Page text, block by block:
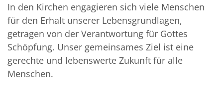
In den Kirchen engagieren sich viele Menschen
für den Erhalt unserer Lebensgrundlagen,
getragen von der Verantwortung für Gottes
Schöpfung. Unser gemeinsames Ziel ist eine
gerechte und lebenswerte Zukunft für alle
Menschen.